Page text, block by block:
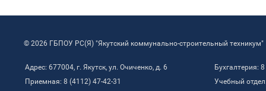
© 2026 ГБПОУ РС(Я) "Якутский коммунально-строительный техникум"
Адрес: 677004, г. Якутск, ул. Очиченко, д. 6
Бухгалтерия:
Приемная: 8 (4112) 47-42-31
Учебный